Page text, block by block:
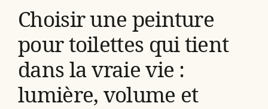
Choisir une peinture
pour toilettes qui tient
dans la vraie vie :
lumière, volume et